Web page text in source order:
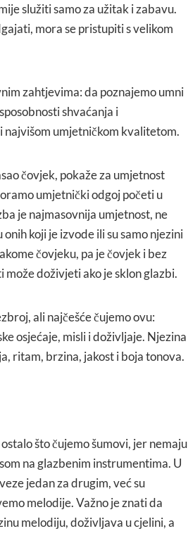
služiti samo za užitak i zabavu.
mora se pristupiti s velikom
zahtjevima: da poznajemo umni
shvaćanja i
umjetničkom kvalitetom.
čovjek, pokaže za umjetnost
umjetnički odgoj početi u
je najmasovnija umjetnost, ne
koji je izvode ili su samo njezini
čovjeku, pa je čovjek i bez
doživjeti ako je sklon glazbi.
ali najčešće čujemo ovu:
osjećaje, misli i doživljaje. Njezina
ritam, brzina, jakost i boja tonova.
što čujemo šumovi, jer nemaju
na glazbenim instrumentima. U
jedan za drugim, već su
melodije. Važno je znati da
melodiju, doživljava u cjelini, a